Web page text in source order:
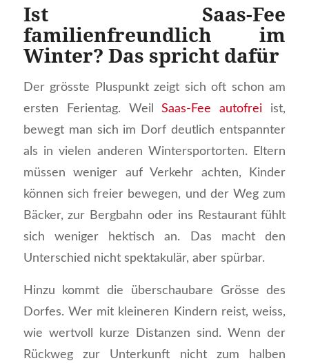
Ist Saas-Fee
familienfreundlich im
Winter? Das spricht dafür
Der grösste Pluspunkt zeigt sich oft schon am
ersten Ferientag. WeilSaas-Fee autofrei ist,
bewegt man sich im Dorf deutlich entspannter
als in vielen anderen Wintersportorten. Eltern
müssen weniger auf Verkehr achten, Kinder
können sich freier bewegen, und der Weg zum
Bäcker, zur Bergbahn oder ins Restaurant fühlt
sich weniger hektisch an. Das macht den
Unterschied nicht spektakulär, aber spürbar.
Hinzu kommt die überschaubare Grösse des
Dorfes. Wer mit kleineren Kindern reist, weiss,
wie wertvoll kurze Distanzen sind. Wenn der
Rückweg zur Unterkunft nicht zum halben